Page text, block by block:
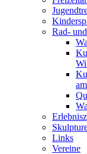
Rad-
Links
Vereine